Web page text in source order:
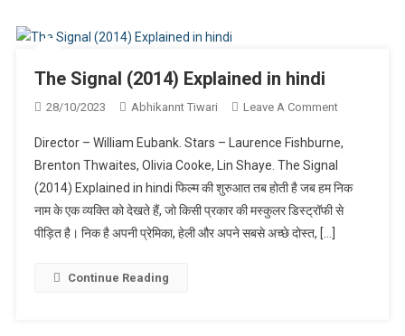
The Signal (2014) Explained in hindi
28/10/2023 Abhikannt Tiwari Leave A CommentOn
Signal
(2014)
Explained
In
Director – William Eubank. Stars – Laurence Fishburne,
Brenton Thwaites, Olivia Cooke, Lin Shaye. The Signal
(2014) Explained in hindi फिल्म की शुरुआत तब होती है जब हम निक
नाम के एक व्यक्ति को देखते हैं, जो किसी प्रकार की मस्कुलर डिस्ट्रॉफी से
पीड़ित है। निक है अपनी प्रेमिका, हेली और अपने सबसे अच्छे दोस्त, […]
Continue Reading